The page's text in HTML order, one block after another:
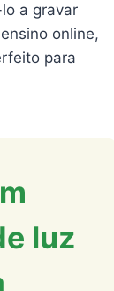
a gravar
online,
para
luz